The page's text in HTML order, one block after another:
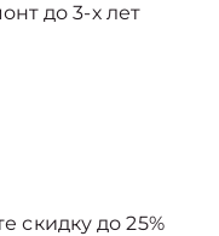
до 3-х лет
скидку до 25%